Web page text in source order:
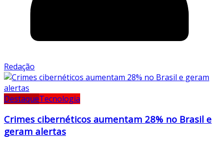
Redação
DestaqueTecnologia
Crimes cibernéticos aumentam 28% no Brasil e
geram alertas